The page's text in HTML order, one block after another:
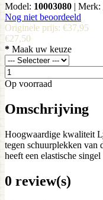
Model: 10003080 | Merk:
Nog niet beoordeeld
Originele prijs: €37,95
€27,50
* Maak uw keuze
Op voorraad
Omschrijving
Hoogwaardige kwaliteit
tegen schuurplekken van
heeft een elastische
0 review(s)